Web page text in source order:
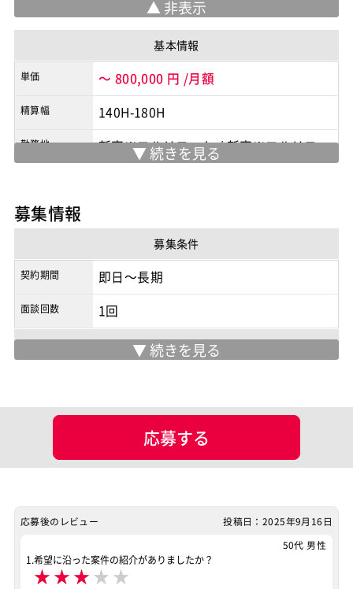
基本情報
単価 ～ 800,000 円 /月額
精算幅 140H-180H
勤務地 新宿※フルリモート/新宿※フルリモー
ト
契約形態
募集情報
募集条件
契約期間 即日～長期
面談回数 1回
マッチング設定
要件定義 基本設計
LAMP系エンジニア Java系エンジニア
特徴 外国人も活躍中
応募する
応募後のレビュー
投稿日：2025年9月16日
50代 男性
1.希望に沿った案件の紹介がありましたか？
★ ★ ★ ★ ★